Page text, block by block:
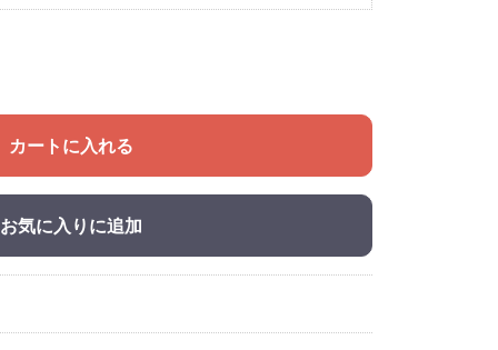
カートに入れる
お気に入りに追加